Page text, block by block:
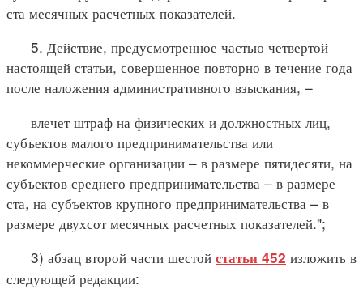
ста месячных расчетных показателей.
5. Действие, предусмотренное частью четвертой
настоящей статьи, совершенное повторно в течение года
после наложения административного взыскания, –
влечет штраф на физических и должностных лиц,
субъектов малого предпринимательства или
некоммерческие организации – в размере пятидесяти, на
субъектов среднего предпринимательства – в размере
ста, на субъектов крупного предпринимательства – в
размере двухсот месячных расчетных показателей.";
3) абзац второй части шестой статьи 452 изложить в
следующей редакции: